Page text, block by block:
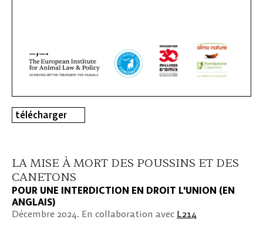
télécharger
LA MISE À MORT DES POUSSINS ET DES
CANETONS
POUR UNE INTERDICTION EN DROIT L'UNION (EN
ANGLAIS)
Décembre 2024. En collaboration avec L214